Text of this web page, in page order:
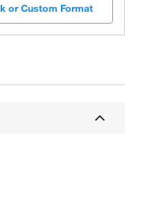
or Custom Format